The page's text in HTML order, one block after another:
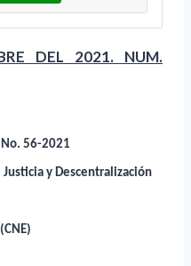
DEL 2021. NUM.
No. 56-2021
y Descentralización